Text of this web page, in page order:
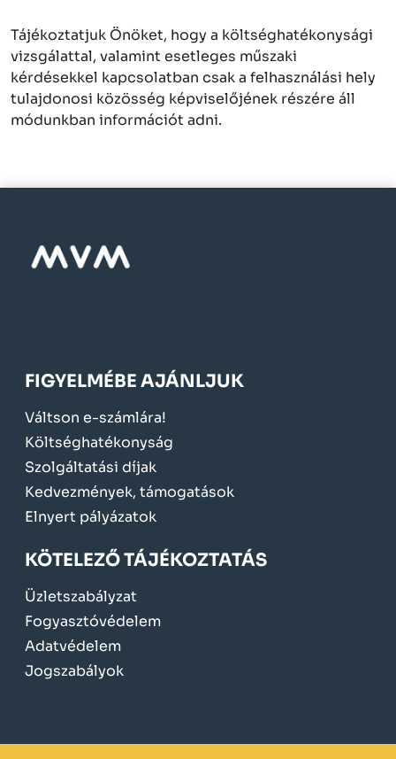
Tájékoztatjuk Önöket, hogy a költséghatékonysági
vizsgálattal, valamint esetleges műszaki
kérdésekkel kapcsolatban csak a felhasználási hely
tulajdonosi közösség képviselőjének részére áll
módunkban információt adni.
FIGYELMÉBE AJÁNLJUK
Váltson e-számlára!
Költséghatékonyság
Szolgáltatási díjak
Kedvezmények, támogatások
Elnyert pályázatok
KÖTELEZŐ TÁJÉKOZTATÁS
Üzletszabályzat
Fogyasztóvédelem
Adatvédelem
Jogszabályok